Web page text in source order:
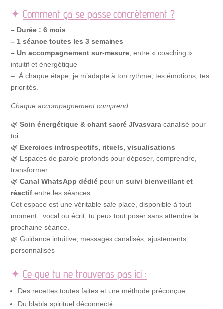
✦Comment ça se passe concrètement ?
– Durée : 6 mois
– 1 séance toutes les 3 semaines
– Un accompagnement sur-mesure , entre « coaching »
intuitif et énergétique
– À chaque étape, je m’adapte à ton rythme, tes émotions, tes
priorités.
Chaque accompagnement comprend :
🌿Soin énergétique & chant sacré Jīvasvara canalisé pour
toi
🌿 Exercices introspectifs, rituels, visualisations
🌿 Espaces de parole profonds pour déposer, comprendre,
transformer
🌿Canal WhatsApp dédié pour unsuivi bienveillant et
réactif entre les séances.
Cet espace est une véritable safe place, disponible à tout
moment : vocal ou écrit, tu peux tout poser sans attendre la
prochaine séance.
🌿 Guidance intuitive, messages canalisés, ajustements
personnalisés
✦Ce que tu ne trouveras pas ici :
Des recettes toutes faites et une méthode préconçue.
Du blabla spirituel déconnecté.